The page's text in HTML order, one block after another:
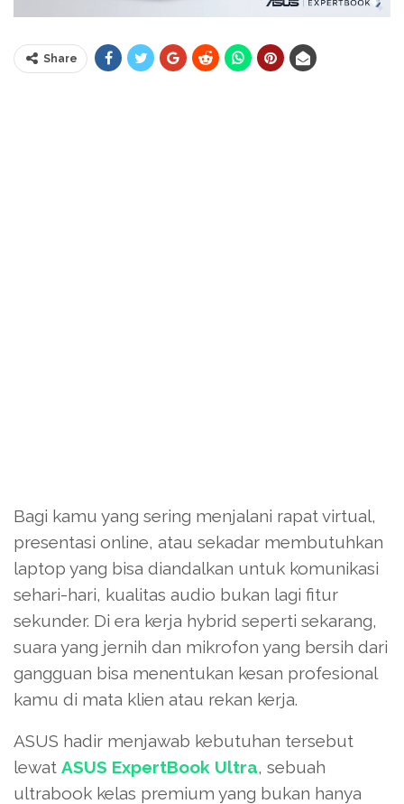
Share
Bagi kamu yang sering menjalani rapat virtual,
presentasi online, atau sekadar membutuhkan
laptop yang bisa diandalkan untuk komunikasi
sehari-hari, kualitas audio bukan lagi fitur
sekunder. Di era kerja hybrid seperti sekarang,
suara yang jernih dan mikrofon yang bersih dari
gangguan bisa menentukan kesan profesional
kamu di mata klien atau rekan kerja.
ASUS hadir menjawab kebutuhan tersebut
lewat ASUS ExpertBook Ultra, sebuah
ultrabook kelas premium yang bukan hanya